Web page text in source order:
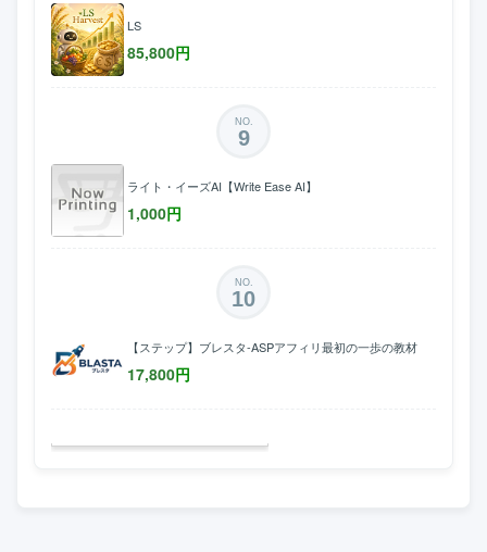
LS
85,800円
NO.
9
ライト・イーズAI【Write Ease AI】
1,000円
NO.
10
【ステップ】ブレスタ-ASPアフィリ最初の一歩の教材
17,800円